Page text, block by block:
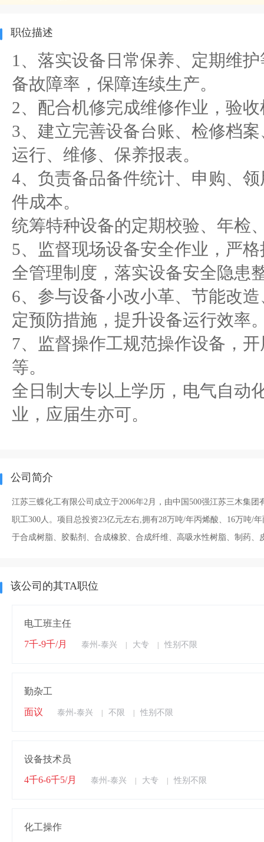
职位描述
1、落实设备日常保养、定期维
备故障率，保障连续生产。
2、配合机修完成维修作业，验
3、建立完善设备台账、检修档
运行、维修、保养报表。
4、负责备品备件统计、申购、
件成本。
统筹特种设备的定期校验、年检
5、监督现场设备安全作业，严
全管理制度，落实设备安全隐患
6、参与设备小改小革、节能改
定预防措施，提升设备运行效率
7、监督操作工规范操作设备，
等。
全日制大专以上学历，电气自动
业，应届生亦可。
公司简介
江苏三蝶化工有限公司成立于2006年2月，由中国500强江苏三木集
职工300人。项目总投资23亿元左右,拥有28万吨/年丙烯酸、16万吨/
于合成树脂、胶黏剂、合成橡胶、合成纤维、高吸水性树脂、制药
该公司的其TA职位
电工班主任
7千-9千/月 泰州-泰兴 大专 性别不限
勤杂工
面议 泰州-泰兴 不限 性别不限
设备技术员
4千6-6千5/月 泰州-泰兴 大专 性别不限
化工操作